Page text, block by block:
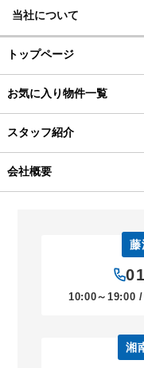
当社について
トップページ
お気に入り物件一覧
スタッフ紹介
会社概要
藤
10:00～19:00 /
湘